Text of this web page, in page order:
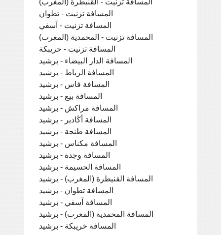
المسافة تزنيت - تطوان
المسافة تزنيت - آسفي
المسافة تزنيت - المحمدية (المغرب)
المسافة تزنيت - خريبكة
المسافة الدار البيضاء - برشيد
المسافة الرباط - برشيد
المسافة فاس - برشيد
المسافة بيع - برشيد
المسافة مراكش - برشيد
المسافة أڭادير - برشيد
المسافة طنجة - برشيد
المسافة مكناس - برشيد
المسافة وجدة - برشيد
المسافة الحسيمة - برشيد
المسافة القنيطرة (المغرب) - برشيد
المسافة تطوان - برشيد
المسافة آسفي - برشيد
المسافة المحمدية (المغرب) - برشيد
المسافة خريبكة - برشيد